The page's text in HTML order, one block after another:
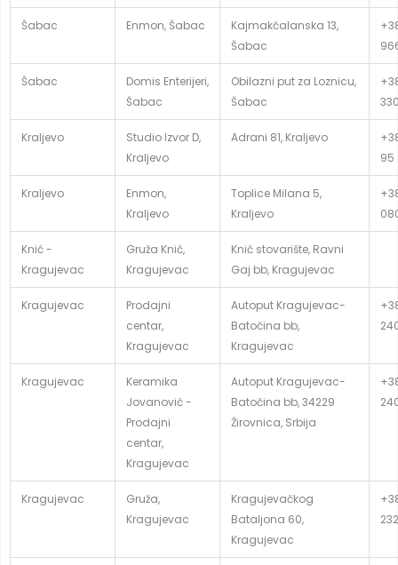
Šabac Enmon, Šabac
Kajmakčalanska 13,
Šabac
Šabac
Domis Enterijeri,
Šabac
Obilazni put za Loznicu,
Šabac
Kraljevo
Studio Izvor D,
Kraljevo
Adrani 81, Kraljevo
95
Kraljevo
Enmon,
Kraljevo
Toplice Milana 5,
Kraljevo
Knić -
Kragujevac
Gruža Knić,
Kragujevac
Knić stovarište, Ravni
Gaj bb, Kragujevac
Kragujevac
Prodajni
centar,
Kragujevac
Autoput Kragujevac-
Batočina bb,
Kragujevac
Kragujevac
Keramika
Jovanović -
Prodajni
centar,
Kragujevac
Autoput Kragujevac-
Batočina bb, 34229
Žirovnica, Srbija
Kragujevac
Gruža,
Kragujevac
Kragujevačkog
Bataljona 60,
Kragujevac
232